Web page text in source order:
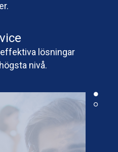
lösningar
nivå.